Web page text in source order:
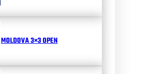
MOLDOVA 3×3 OPEN